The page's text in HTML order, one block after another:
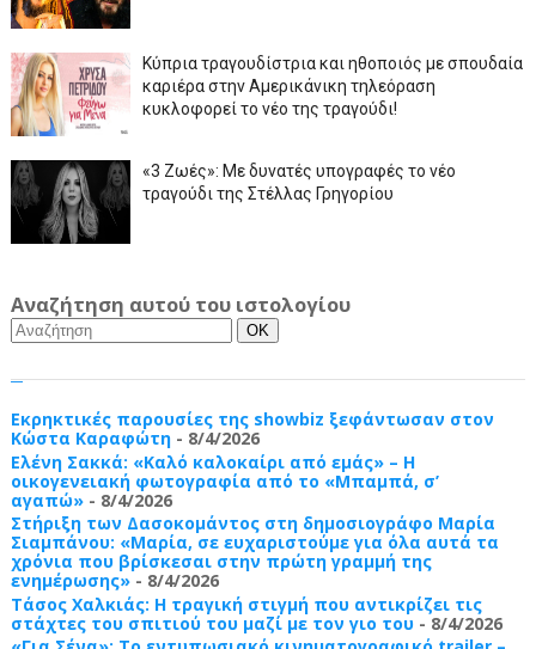
Κύπρια τραγουδίστρια και ηθοποιός με σπουδαία
καριέρα στην Αμερικάνικη τηλεόραση
κυκλοφορεί το νέο της τραγούδι!
«3 Ζωές»: Με δυνατές υπογραφές το νέο
τραγούδι της Στέλλας Γρηγορίου
Αναζήτηση αυτού του ιστολογίου
Εκρηκτικές παρουσίες της showbiz ξεφάντωσαν στον
Κώστα Καραφώτη- 8/4/2026
Ελένη Σακκά: «Καλό καλοκαίρι από εμάς» – Η
οικογενειακή φωτογραφία από το «Μπαμπά, σ’
αγαπώ»- 8/4/2026
Στήριξη των Δασοκομάντος στη δημοσιογράφο Μαρία
Σιαμπάνου: «Μαρία, σε ευχαριστούμε για όλα αυτά τα
χρόνια που βρίσκεσαι στην πρώτη γραμμή της
ενημέρωσης»- 8/4/2026
Τάσος Χαλκιάς: Η τραγική στιγμή που αντικρίζει τις
στάχτες του σπιτιού του μαζί με τον γιο του- 8/4/2026